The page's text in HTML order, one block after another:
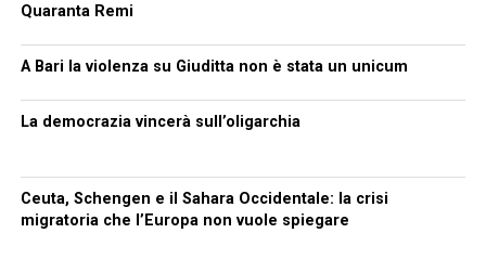
Quaranta Remi
A Bari la violenza su Giuditta non è stata un unicum
La democrazia vincerà sull’oligarchia
Ceuta, Schengen e il Sahara Occidentale: la crisi
migratoria che l’Europa non vuole spiegare